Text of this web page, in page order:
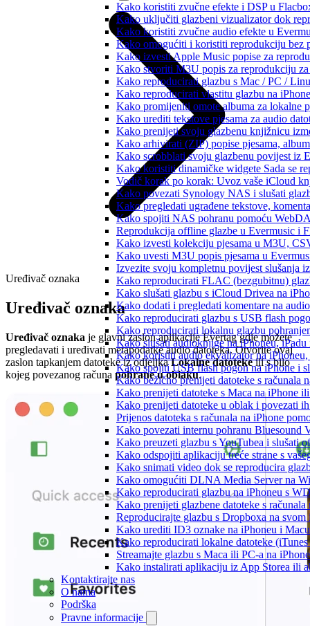
Kako koristiti zvučne efekte i DSP u
Kako uključiti glazbeni vizualizator dok
Kako koristiti zvučne audio efekte u
Kako omogućiti i koristiti reprodukciju bez
Kako izvesti Apple Music popise za
Kako stvoriti M3U popis za reprodukciju
Kako reproducirati glazbu s Mac / PC /
Kako reproducirati vlastitu glazbu na
Kako promijeniti omote albuma za lokalne
Kako urediti tekstove pjesama za audio
Kako prenijeti svoju glazbenu knjižnicu
Kako arhivirati (ZIP) popise pjesama,
Kako scrobblati svoju glazbenu povijest iz
Kako koristiti dinamičke widgete Sada se
Vodič korak po korak: Uvoz vaše iCloud
Kako povezati Synology NAS i slušati
Kako pregledati ugrađene tekstove,
Kako spojiti NAS pohranu pomoću
Reprodukcija offline glazbe u Evermusic i
Kako izvesti kolekciju pjesama u M3U,
Kako uvesti M3U popis pjesama u
Izvezite svoju kompletnu povijest slušanja
Kako reproducirati FLAC (bezgubitnu)
Kako slušati glazbu s iCloud Drivea na
Kako dodati i pregledati komentare na
Kako reproducirati glazbu s USB flash
Kako reproducirati lokalnu glazbu
Kako slušati audioknjige na iPhoneu,
Kako koristiti audio ekvalizator na
Kako spojiti USB flash pogon na iPhone i
Kako bežično prenijeti datoteke s računala
Kako prenijeti datoteke s Maca na iPhone
Kako prenijeti datoteke u oblak i povezati
Prijenos datoteka s računala na iPhone
Kako povezati internu pohranu Bluesound
Kako preuzeti glazbu s YouTubea i slušati
Kako odspojiti aplikaciju treće strane s
Kako snimati video dok se reproducira
Kako omogućiti DLNA Media Server na
Kako reproducirati glazbu na iPhoneu s
Kako prenijeti glazbene datoteke s
Reproducirajte glazbu s Dropboxa na
Kako urediti ID3 oznake na iPhoneu i Macu
Kako reproducirati lokalne datoteke
Streamajte glazbu s Maca ili PC-a na
Kako instalirati aplikaciju iz App Storea ili
Kontaktirajte nas
O nama
Podrška
Pravne informacije
Uređivač oznaka
Uređivač oznaka
Uređivač oznaka je glavni zaslon aplikacije Evertag gdje možete
pregledavati i uređivati metapodatke audio datoteka. Otvorite ovaj
zaslon tapkanjem datoteke iz odjeljkaLokalne datotekeili s bilo
kojeg povezanog računa pohrane u oblaku.